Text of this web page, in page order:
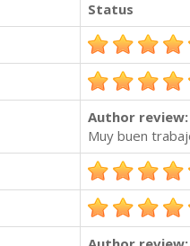
Status
Author review:
Muy buen